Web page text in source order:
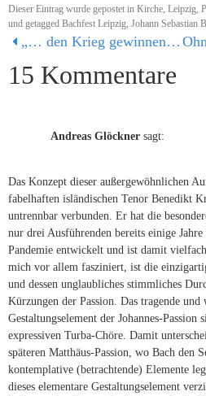
Dieser Eintrag wurde gepostet in Kirche, Leipzig,
und getagged Bachfest Leipzig, Johann Sebastian
„… den Krieg gewinnen“ oder: den Krieg beenden
15 Kommentare
Andreas Glöckner sagt:
Das Konzept dieser außergewöhnlichen
fabelhaften isländischen Tenor Benedikt
untrennbar verbunden. Er hat die
nur drei Ausführenden bereits einige
Pandemie entwickelt und ist damit
mich vor allem fasziniert, ist die
und dessen unglaubliches stimmliches
Kürzungen der Passion. Das tragende
Gestaltungselement der Johannes-Passion
expressiven Turba-Chöre. Damit
späteren Matthäus-Passion, wo Bach den
kontemplative (betrachtende) Elemente
dieses elementare Gestaltungselement